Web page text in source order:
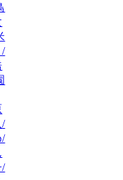
/
/
/
/